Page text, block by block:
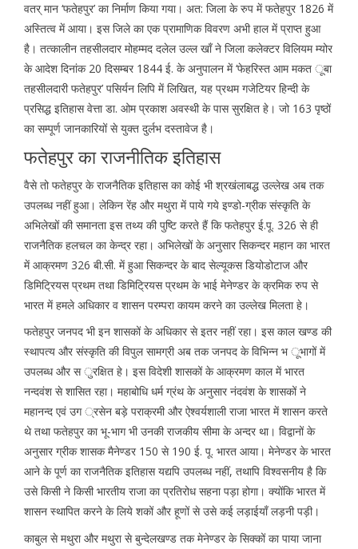
वतर् मान ‘फतेहपुर’ का निर्माण किया गया। अत: जिला के रुप में फतेहपुर 1826 में
अस्तित्व में आया। इस जिले का एक प्रामाणिक विवरण अभी हाल में प्राप्त हुआ
है। तत्कालीन तहसीलदार मोहम्मद दलेल उल्ल खाँ ने जिला कलेक्टर विलियम म्योर
के आदेश दिनांक 20 दिसम्बर 1844 ई. के अनुपालन में ‘फेहरिस्त आम मकत ूबा
तहसीलदारी फतेहपुर’ पसिर्यन लिपि में लिखित, यह प्रथम गजेटियर हिन्दी के
प्रसिद्ध इतिहास वेत्ता डा. ओम प्रकाश अवस्थी के पास सुरक्षित हे। जो 163 पृष्ठों
का सम्पूर्ण जानकारियों से युक्त दुर्लभ दस्तावेज है।
फतेहपुर का राजनीतिक इतिहास
वैसे तो फतेहपुर के राजनैतिक इतिहास का कोई भी श्रखंलाबद्ध उल्लेख अब तक
उपलब्ध नहीं हुआ। लेकिन रेंह और मथुरा में पाये गये इण्डो-ग्रीक संस्कृति के
अभिलेखों की समानता इस तथ्य की पुष्टि करते हैं कि फतेहपुर ई.पू. 326 से ही
राजनैतिक हलचल का केन्द्र रहा। अभिलेखों के अनुसार सिकन्दर महान का भारत
में आक्रमण 326 बी.सी. में हुआ सिकन्दर के बाद सेल्यूकस डियोडोटाज और
डिमिटि्रयस प्रथम तथा डिमिट्रियस प्रथम के भाई मेनेण्डर के क्रमिक रुप से
भारत में हमले अधिकार व शासन परम्परा कायम करने का उल्लेख मिलता हे।
फतेहपुर जनपद भी इन शासकों के अधिकार से इतर नहीं रहा। इस काल खण्ड की
स्थापत्य और संस्कृति की विपुल सामग्री अब तक जनपद के विभिन्न भ ूभागों में
उपलब्ध और स ुरक्षित हे। इस विदेशी शासकों के आक्रमण काल में भारत
नन्दवंश से शासित रहा। महाबोधि धर्म ग्रंथ के अनुसार नंदवंश के शासकों ने
महानन्द एवं उग ्रसेन बड़े पराक्रमी और ऐश्वर्यशाली राजा भारत में शासन करते
थे तथा फतेहपुर का भू-भाग भी उनकी राजकीय सीमा के अन्दर था। विद्वानों के
अनुसार ग्रीक शासक मैनेण्डर 150 से 190 ई. पू. भारत आया। मेनेण्डर के भारत
आने के पूर्ण का राजनैतिक इतिहास यद्यपि उपलब्ध नहीं, तथापि विश्वसनीय है कि
उसे किसी ने किसी भारतीय राजा का प्रतिरोध सहना पड़ा होगा। क्योंकि भारत में
शासन स्थापित करने के लिये शकों और हूणों से उसे कई लड़ाईयाँ लड़नी पड़ी।
काबुल से मथुरा और मथुरा से बुन्देलखण्ड तक मेनेण्डर के सिक्कों का पाया जाना